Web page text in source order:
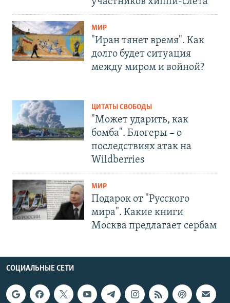
МИР
"Иран тянет время". Как
долго будет ситуация
между миром и войной?
ЦИТАТЫ СВОБОДЫ
"Может ударить, как
бомба". Блогеры – о
последствиях атак на
Wildberries
МИР
Подарок от "Русского
мира". Какие книги
Москва предлагает сербам
СОЦИАЛЬНЫЕ СЕТИ